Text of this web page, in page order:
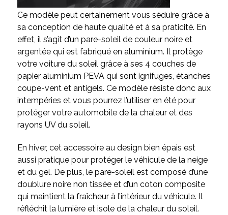
Ce modèle peut certainement vous séduire grâce à
sa conception de haute qualité et à sa praticité. En
effet, il s’agit d’un pare-soleil de couleur noire et
argentée qui est fabriqué en aluminium. Il protège
votre voiture du soleil grâce à ses 4 couches de
papier aluminium PEVA qui sont ignifuges, étanches
coupe-vent et antigels. Ce modèle résiste donc aux
intempéries et vous pourrez l’utiliser en été pour
protéger votre automobile de la chaleur et des
rayons UV du soleil.
En hiver, cet accessoire au design bien épais est
aussi pratique pour protéger le véhicule de la neige
et du gel. De plus, le pare-soleil est composé d’une
doublure noire non tissée et d’un coton composite
qui maintient la fraîcheur à l’intérieur du véhicule. Il
réfléchit la lumière et isole de la chaleur du soleil.